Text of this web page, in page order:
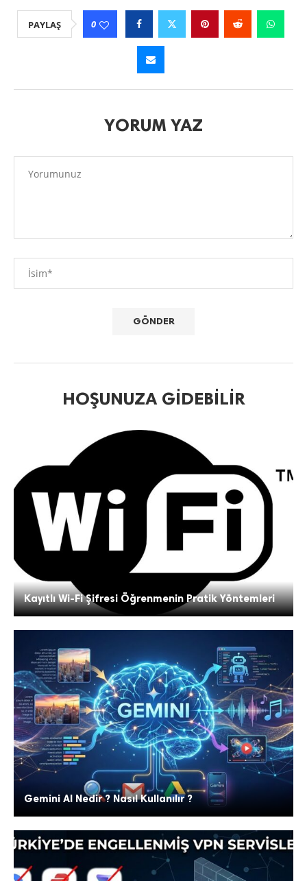
PAYLAŞ 0
YORUM YAZ
HOŞUNUZA GIDEBILIR
Kayıtlı Wi-Fi Şifresi Öğrenmenin Pratik Yöntemleri
Gemini AI Nedir ? Nasıl Kullanılır ?